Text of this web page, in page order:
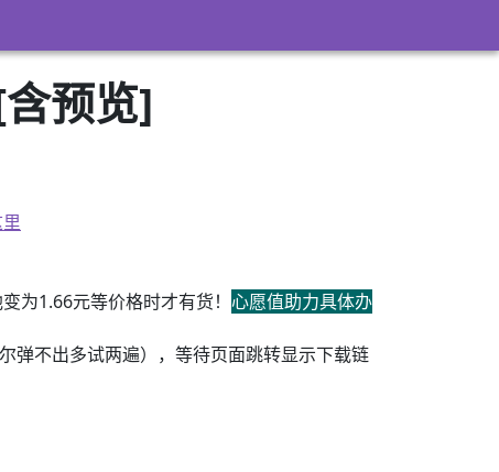
预览]
为1.66元等价格时才有货！ 心愿值助力具体办
弹不出多试两遍），等待页面跳转显示下载链